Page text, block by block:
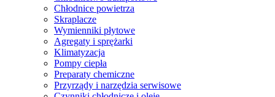
Chłodnice powietrza
Skraplacze
Wymienniki płytowe
Agregaty i sprężarki
Klimatyzacja
Pompy ciepła
Preparaty chemiczne
Przyrządy i narzędzia serwisowe